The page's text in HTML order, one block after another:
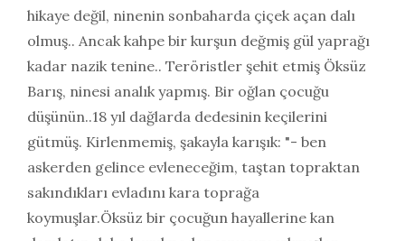
hikaye değil, ninenin sonbaharda çiçek açan dalı
olmuş.. Ancak kahpe bir kurşun değmiş gül yaprağı
kadar nazik tenine.. Teröristler şehit etmiş Öksüz
Barış, ninesi analık yapmış. Bir oğlan çocuğu
düşünün..18 yıl dağlarda dedesinin keçilerini
gütmüş. Kirlenmemiş, şakayla karışık: "- ben
askerden gelince evleneceğim, taştan topraktan
sakındıkları evladını kara toprağa
koymuşlar.Öksüz bir çocuğun hayallerine kan